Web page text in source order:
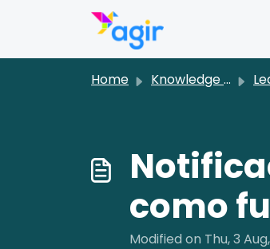
Skip to main content
Home Knowledge base
como
Modified on Thu, 3